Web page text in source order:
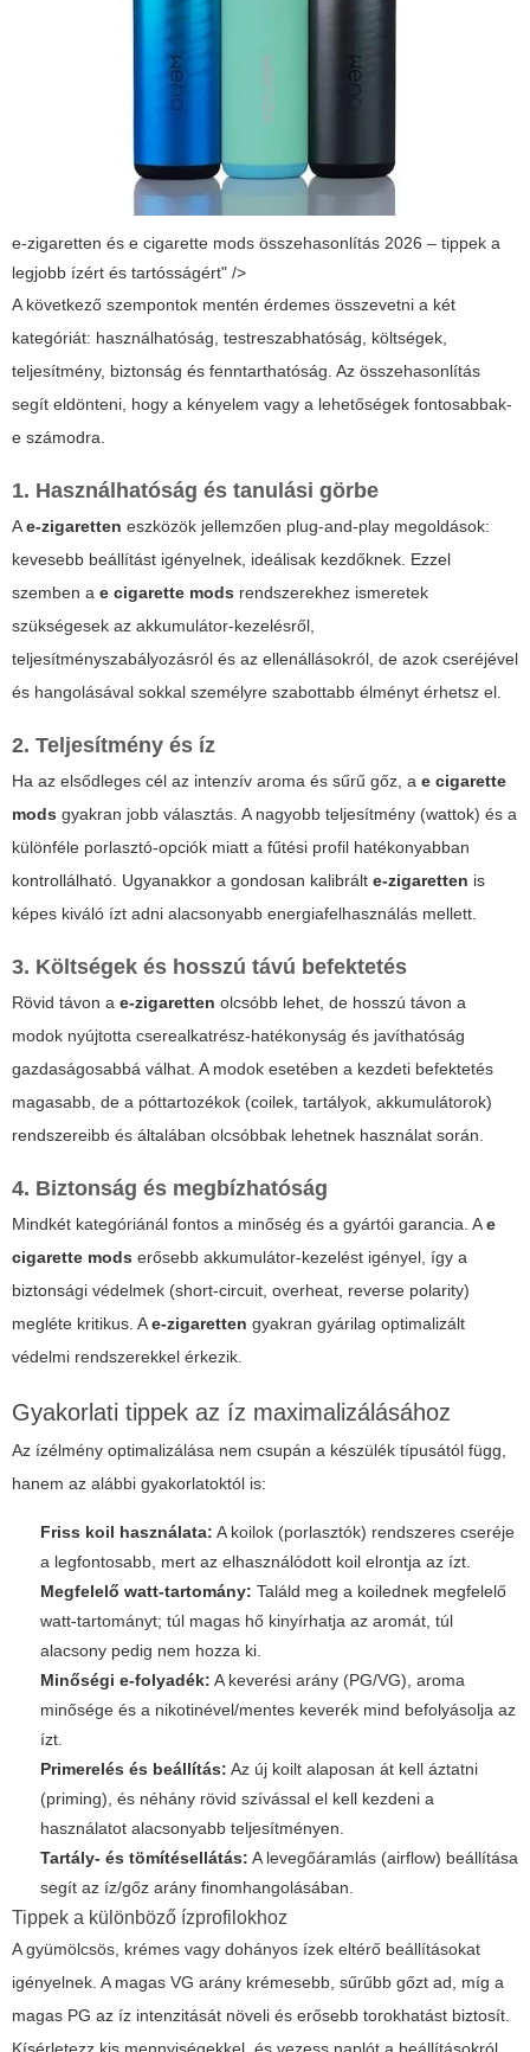
e-zigaretten és e cigarette mods összehasonlítás 2026 – tippek a
legjobb ízért és tartósságért" />
A következő szempontok mentén érdemes összevetni a két
kategóriát: használhatóság, testreszabhatóság, költségek,
teljesítmény, biztonság és fenntarthatóság. Az összehasonlítás
segít eldönteni, hogy a kényelem vagy a lehetőségek fontosabbak-
e számodra.
1. Használhatóság és tanulási görbe
Ae-zigaretten eszközök jellemzően plug-and-play megoldások:
kevesebb beállítást igényelnek, ideálisak kezdőknek. Ezzel
szemben a e cigarette mods rendszerekhez ismeretek
szükségesek az akkumulátor-kezelésről,
teljesítményszabályozásról és az ellenállásokról, de azok cseréjével
és hangolásával sokkal személyre szabottabb élményt érhetsz el.
2. Teljesítmény és íz
Ha az elsődleges cél az intenzív aroma és sűrű gőz, a e cigarette
mods gyakran jobb választás. A nagyobb teljesítmény (wattok) és a
különféle porlasztó-opciók miatt a fűtési profil hatékonyabban
kontrollálható. Ugyanakkor a gondosan kalibrált e-zigaretten is
képes kiváló ízt adni alacsonyabb energiafelhasználás mellett.
3. Költségek és hosszú távú befektetés
Rövid távon a e-zigaretten olcsóbb lehet, de hosszú távon a
modok nyújtotta cserealkatrész-hatékonyság és javíthatóság
gazdaságosabbá válhat. A modok esetében a kezdeti befektetés
magasabb, de a póttartozékok (coilek, tartályok, akkumulátorok)
rendszereibb és általában olcsóbbak lehetnek használat során.
4. Biztonság és megbízhatóság
Mindkét kategóriánál fontos a minőség és a gyártói garancia. Ae
cigarette mods erősebb akkumulátor-kezelést igényel, így a
biztonsági védelmek (short-circuit, overheat, reverse polarity)
megléte kritikus. Ae-zigaretten gyakran gyárilag optimalizált
védelmi rendszerekkel érkezik.
Gyakorlati tippek az íz maximalizálásához
Az ízélmény optimalizálása nem csupán a készülék típusától függ,
hanem az alábbi gyakorlatoktól is:
Friss koil használata: A koilok (porlasztók) rendszeres cseréje
a legfontosabb, mert az elhasználódott koil elrontja az ízt.
Megfelelő watt-tartomány: Találd meg a koilednek megfelelő
watt-tartományt; túl magas hő kinyírhatja az aromát, túl
alacsony pedig nem hozza ki.
Minőségi e-folyadék: A keverési arány (PG/VG), aroma
minősége és a nikotinével/mentes keverék mind befolyásolja az
ízt.
Primerelés és beállítás: Az új koilt alaposan át kell áztatni
(priming), és néhány rövid szívással el kell kezdeni a
használatot alacsonyabb teljesítményen.
Tartály- és tömítésellátás: A levegőáramlás (airflow) beállítása
segít az íz/gőz arány finomhangolásában.
Tippek a különböző ízprofilokhoz
A gyümölcsös, krémes vagy dohányos ízek eltérő beállításokat
igényelnek. A magas VG arány krémesebb, sűrűbb gőzt ad, míg a
magas PG az íz intenzitását növeli és erősebb torokhatást biztosít.